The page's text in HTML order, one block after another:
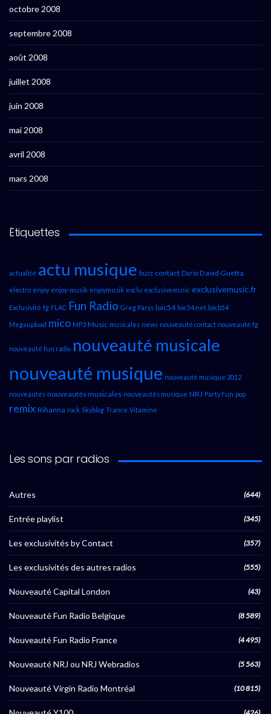
octobre 2008
septembre 2008
août 2008
juillet 2008
juin 2008
mai 2008
avril 2008
mars 2008
Étiquettes
actualité actu musique buzz contact Dario David Guetta
electro enjoy enjoy-musik enjoymusik exclu exclusivemusic exclusivemusic.fr
Exclusivité fg FLAC Fun Radio Greg Parys loic54 loic54.net loicb54
Megaupload mico MP3 Music musicales news nouveauté contact nouveauté fg
nouveauté fun radio nouveauté musicale
nouveauté musique nouveauté musique 2012
nouveautés nouveautés musicales nouveautés musique NRJ Party Fun pop
remix Rihanna rock Skyblog Trance Vitamine
Les sons par radios
Autres (644)
Entrée playlist (345)
Les exclusivités by Contact (357)
Les exclusivités des autres radios (555)
Nouveauté Capital London (43)
Nouveauté Fun Radio Belgique (8 589)
Nouveauté Fun Radio France (4 495)
Nouveauté NRJ ou NRJ Webradios (5 563)
Nouveauté Virgin Radio Montréal (10 815)